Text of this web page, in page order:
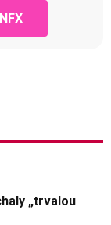
„trvalou